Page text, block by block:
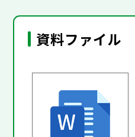
資料ファイル